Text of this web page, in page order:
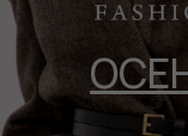
ОСЕНЬ-